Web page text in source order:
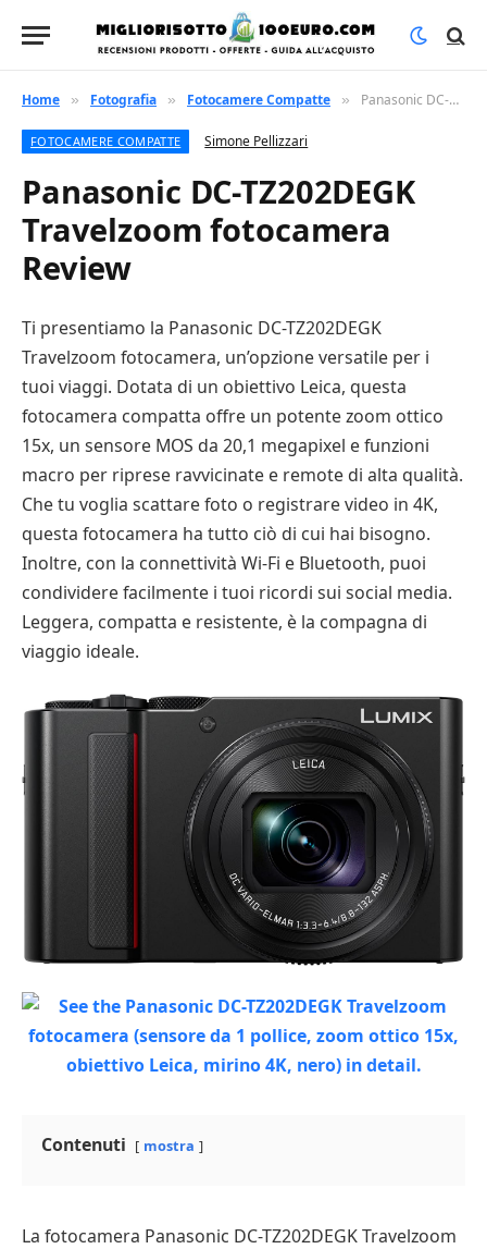
Home » Fotografia » Fotocamere Compatte » Panasonic DC-TZ202DEGK Travelzoom fotocamera Review
FOTOCAMERE COMPATTE Simone Pellizzari
Panasonic DC-TZ202DEGK
Travelzoom fotocamera
Review
Ti presentiamo la Panasonic DC-TZ202DEGK
Travelzoom fotocamera, un’opzione versatile per i
tuoi viaggi. Dotata di un obiettivo Leica, questa
fotocamera compatta offre un potente zoom ottico
15x, un sensore MOS da 20,1 megapixel e funzioni
macro per riprese ravvicinate e remote di alta qualità.
Che tu voglia scattare foto o registrare video in 4K,
questa fotocamera ha tutto ciò di cui hai bisogno.
Inoltre, con la connettività Wi-Fi e Bluetooth, puoi
condividere facilmente i tuoi ricordi sui social media.
Leggera, compatta e resistente, è la compagna di
viaggio ideale.
Contenuti mostra
La fotocamera Panasonic DC-TZ202DEGK Travelzoom